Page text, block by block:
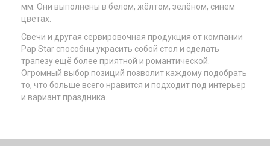
мм. Они выполнены в белом, жёлтом, зелёном, синем
цветах.
Свечи и другая сервировочная продукция от компании
Pap Star способны украсить собой стол и сделать
трапезу ещё более приятной и романтической.
Огромный выбор позиций позволит каждому подобрать
то, что больше всего нравится и подходит под интерьер
и вариант праздника.